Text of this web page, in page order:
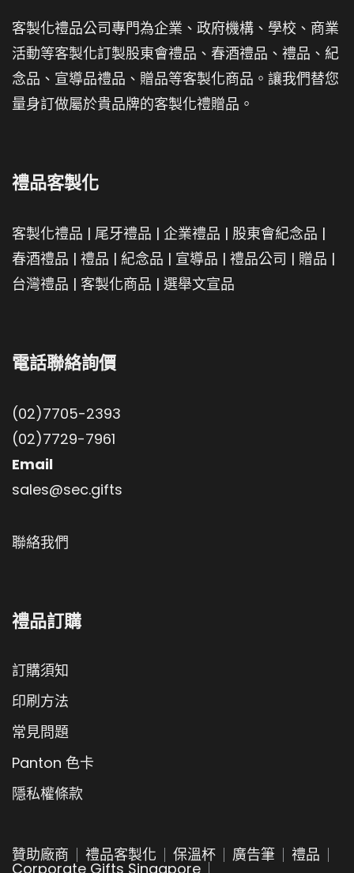
客製化禮品公司專門為企業、政府機構、學校、商業
活動等客製化訂製股東會禮品、春酒禮品、禮品、紀
念品、宣導品禮品、贈品等客製化商品。讓我們替您
量身訂做屬於貴品牌的客製化禮贈品。
禮品客製化
客製化禮品 | 尾牙禮品 | 企業禮品 | 股東會紀念品 |
春酒禮品 | 禮品 | 紀念品 | 宣導品 | 禮品公司 | 贈品 |
台灣禮品 | 客製化商品 | 選舉文宣品
電話聯絡詢價
(02)7705-2393
(02)7729-7961
Email
sales@sec.gifts
聯絡我們
禮品訂購
訂購須知
印刷方法
常見問題
Panton 色卡
隱私權條款
贊助廠商 禮品客製化 保溫杯 廣告筆 禮品
Corporate Gifts Singapore